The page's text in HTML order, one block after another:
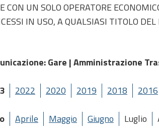
CON UN SOLO OPERATORE
IN USO, A QUALSIASI TITOLO
: Gare |Amministrazione
2022 2020 2019 2018
2016
Aprile Maggio Giugno Luglio